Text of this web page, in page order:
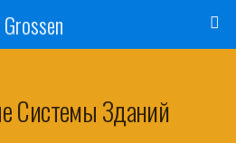
Grossen
Системы Зданий